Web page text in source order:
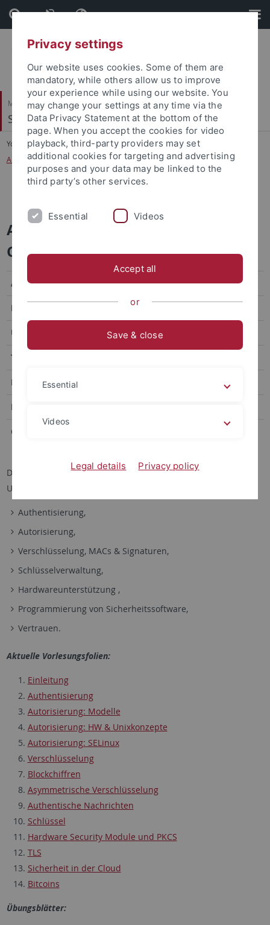
Skip
to
content
Skip
to
footer
Mathematisch-Naturwissenschaftliche Fakultät
Symbolisches Rechnen
You are here: Startseite
...
Ausgewählte Themen zur Computersicherheit
Ausgewählte Themen zur
Computersicherheit
Art Vorlesung
Betreuer PD Dr. Reinhard Bündgen
Umfang 2 SWS / 3 LP
Termin
Raum
Beginn
Campus
Die Vorlesung befasst sich mit verschieden Themen aus dem
Umfeld der Computersicherheit, und behandelt Aspekte wie
Authentisierung,
Autorisierung,
Verschlüsselung, MACs & Signaturen,
Schlüsselverwaltung,
Hardwareunterstützung ,
Programmierung von Sicherheitssoftware,
Vertrauen.
Aktuelle Vorlesungsfolien:
Einleitung
Authentisierung
Autorisierung: Modelle
Autorisierung: HW & Unixkonzepte
Autorisierung: SELinux
Verschlüsselung
Blockchiffren
Asymmetrische Verschlüsselung
Authentische Nachrichten
Schlüssel
Hardware Security Module und PKCS
TLS
Sicherheit in der Cloud
Bitcoins
Übungsblätter:
Privacy settings
Our website uses cookies. Some of them are
mandatory, while others allow us to improve
your experience while using our website. You
may change your settings at any time via the
Data Privacy Statement at the bottom of the
page. When you accept the cookies for video
playback, third-party providers may set
additional cookies for targeting and advertising
purposes and your data may be linked to the
third party’s other services.
Essential Videos
Accept all
or
Save & close
Essential
Videos
Legal details Privacy policy